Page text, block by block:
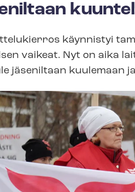
käynnistyi
vaikeat. Nyt on aika
jäseniltaan kuulemaan